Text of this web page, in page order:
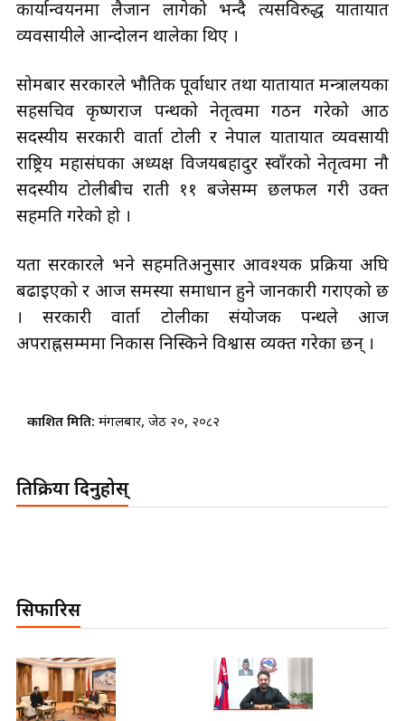
कार्यान्वयनमा लैजान लागेको भन्दै त्यसविरुद्ध यातायात
व्यवसायीले आन्दोलन थालेका थिए ।
सोमबार सरकारले भौतिक पूर्वाधार तथा यातायात मन्त्रालयका
सहसचिव कृष्णराज पन्थको नेतृत्वमा गठन गरेको आठ
सदस्यीय सरकारी वार्ता टोली र नेपाल यातायात व्यवसायी
राष्ट्रिय महासंघका अध्यक्ष विजयबहादुर स्वाँरको नेतृत्वमा नौ
सदस्यीय टोलीबीच राती ११ बजेसम्म छलफल गरी उक्त
सहमति गरेको हो ।
यता सरकारले भने सहमतिअनुसार आवश्यक प्रक्रिया अघि
बढाइएको र आज समस्या समाधान हुने जानकारी गराएको छ
। सरकारी वार्ता टोलीका संयोजक पन्थले आज
अपराह्नसम्ममा निकास निस्किने विश्वास व्यक्त गरेका छन् ।
प्रकाशित मिति: मंगलबार, जेठ २०, २०८२
प्रतिक्रिया दिनुहोस्
सिफारिस